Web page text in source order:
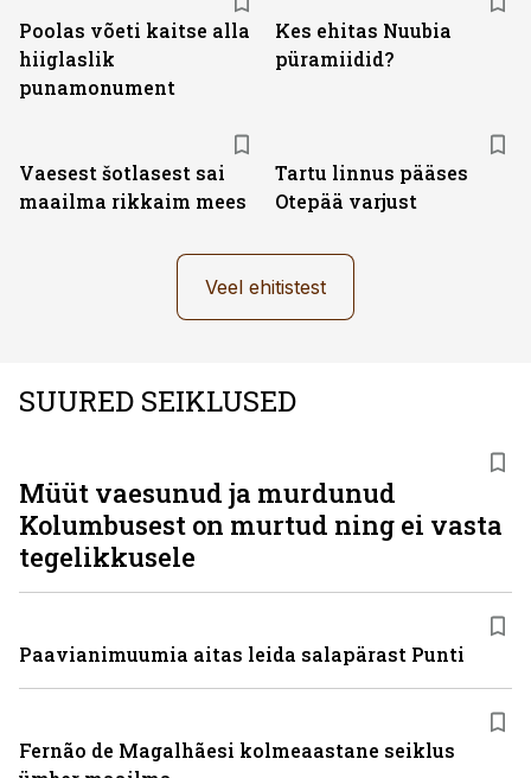
Poolas võeti kaitse alla
hiiglaslik
punamonument
Kes ehitas Nuubia
püramiidid?
Vaesest šotlasest sai
maailma rikkaim mees
Tartu linnus pääses
Otepää varjust
Veel ehitistest
SUURED SEIKLUSED
Müüt vaesunud ja murdunud
Kolumbusest on murtud ning ei vasta
tegelikkusele
Paavianimuumia aitas leida salapärast Punti
Fernão de Magalhãesi kolmeaastane seiklus